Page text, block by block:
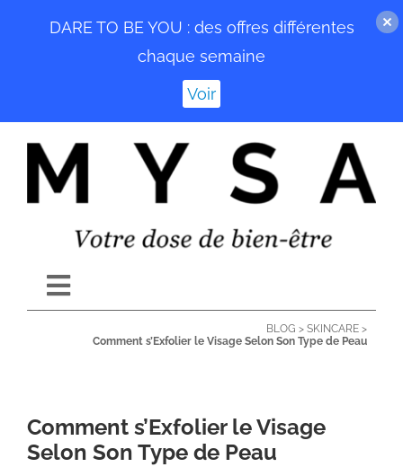
contenu
Toggle
Navigation
NEWS DE FOREO
BLOG > SKINCARE >
Comment s’Exfolier le Visage Selon Son Type de Peau
Comment s’Exfolier le Visage
Selon Son Type de Peau
DARE TO BE YOU : des offres différentes
chaque semaine
Voir